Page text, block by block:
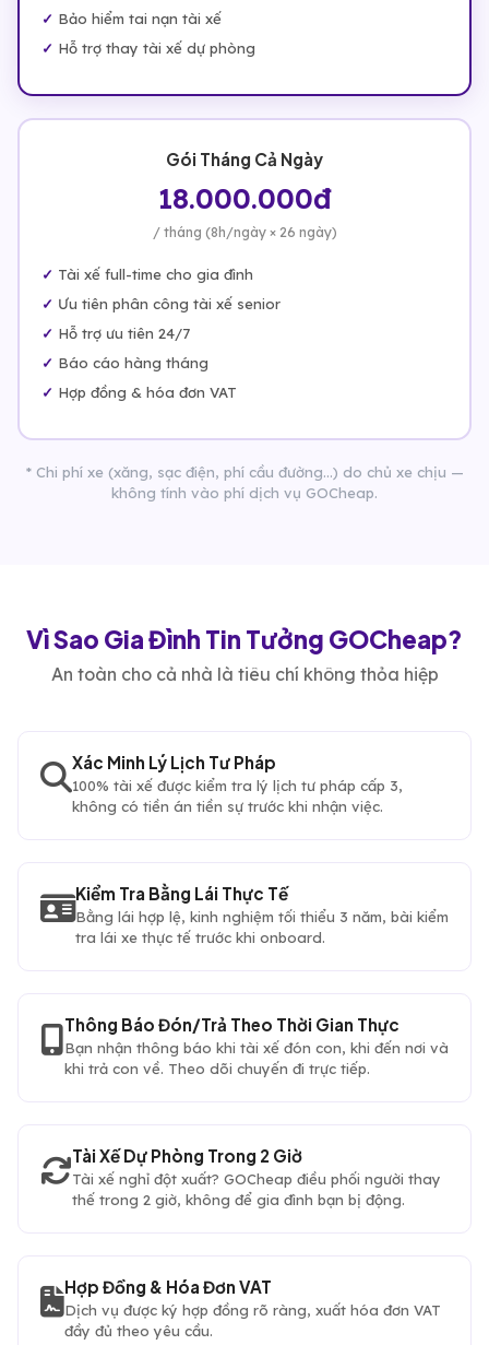
Bảo hiểm tai nạn tài xế
Hỗ trợ thay tài xế dự phòng
Gói Tháng Cả Ngày
18.000.000đ
/ tháng (8h/ngày × 26 ngày)
Tài xế full-time cho gia đình
Ưu tiên phân công tài xế senior
Hỗ trợ ưu tiên 24/7
Báo cáo hàng tháng
Hợp đồng & hóa đơn VAT
* Chi phí xe (xăng, sạc điện, phí cầu đường...) do chủ xe chịu —
không tính vào phí dịch vụ GOCheap.
Vì Sao Gia Đình Tin Tưởng GOCheap?
An toàn cho cả nhà là tiêu chí không thỏa hiệp
Xác Minh Lý Lịch Tư Pháp
100% tài xế được kiểm tra lý lịch tư pháp cấp 3,
không có tiền án tiền sự trước khi nhận việc.
Kiểm Tra Bằng Lái Thực Tế
Bằng lái hợp lệ, kinh nghiệm tối thiểu 3 năm, bài kiểm
tra lái xe thực tế trước khi onboard.
Thông Báo Đón/Trả Theo Thời Gian Thực
Bạn nhận thông báo khi tài xế đón con, khi đến nơi và
khi trả con về. Theo dõi chuyến đi trực tiếp.
Tài Xế Dự Phòng Trong 2 Giờ
Tài xế nghỉ đột xuất? GOCheap điều phối người thay
thế trong 2 giờ, không để gia đình bạn bị động.
Hợp Đồng & Hóa Đơn VAT
Dịch vụ được ký hợp đồng rõ ràng, xuất hóa đơn VAT
đầy đủ theo yêu cầu.